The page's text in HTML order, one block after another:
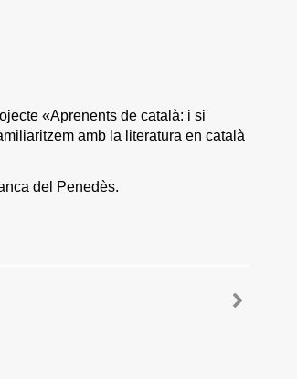
«Aprenents de català: i si
amb la literatura en català
del Penedès.